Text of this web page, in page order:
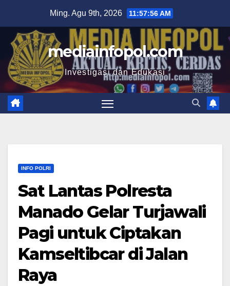
content
Ming. Agu 9th, 2026 11:57:57 AM
mediainfopol.com
Investigasi dan Edukasi
INFO POLRI
Sat Lantas Polresta
Manado Gelar Turjawali
Pagi untuk Ciptakan
Kamseltibcar di Jalan
Raya